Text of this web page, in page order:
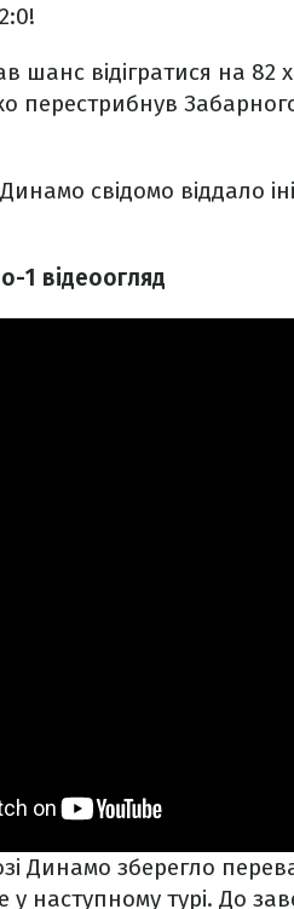
шанс відігратися на 82
перестрибнув
свідомо віддало
1 відеоогляд
Динамо зберегло
у наступному турі. До